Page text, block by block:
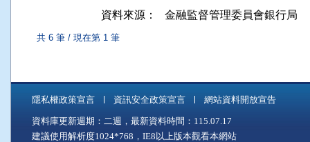
資料來源：
金融監督管理委員會銀行局
共 6 筆 / 現在第 1 筆
隱私權政策宣言 資訊安全政策宣言 網站資料開放宣告
資料庫更新週期：二週，最新資料時間：115.07.17
建議使用解析度1024*768，IE8以上版本觀看本網站